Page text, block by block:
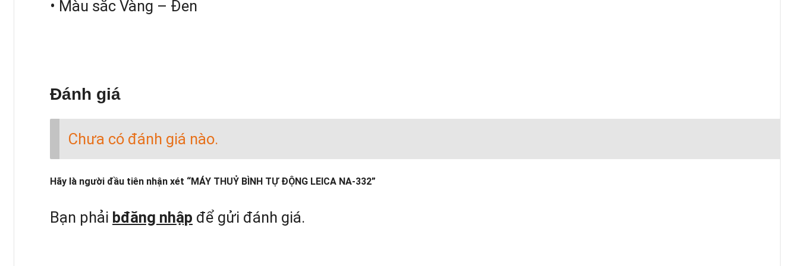
• Màu sắc Vàng – Đen
Đánh giá
Chưa có đánh giá nào.
Hãy là người đầu tiên nhận xét “MÁY THUỶ BÌNH TỰ ĐỘNG LEICA NA-332”
Bạn phải bđăng nhập để gửi đánh giá.